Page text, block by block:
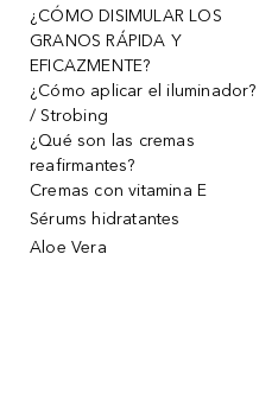
¿CÓMO DISIMULAR LOS
GRANOS RÁPIDA Y
EFICAZMENTE?
¿Cómo aplicar el iluminador?
/ Strobing
¿Qué son las cremas
reafirmantes?
Cremas con vitamina E
Sérums hidratantes
Aloe Vera